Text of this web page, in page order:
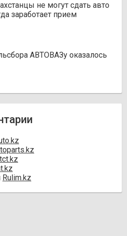
не могут сдать авто
заработает прием
АВТОВАЗу оказалось
Rulim.kz